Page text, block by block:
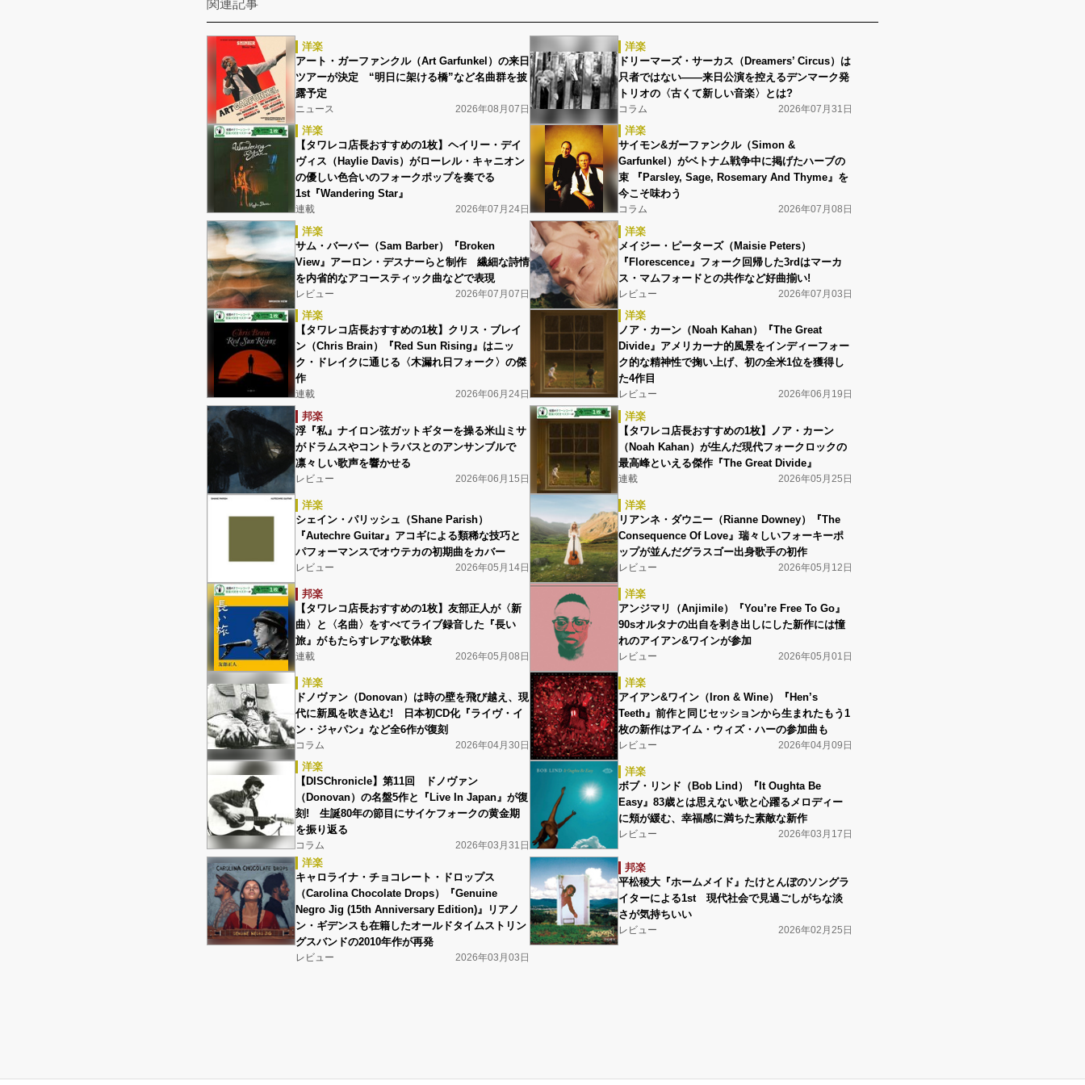
関連記事
洋楽
アート・ガーファンクル（Art Garfunkel）の来日
ツアーが決定 “明日に架ける橋”など名曲群を披
露予定
ニュース 2026年08月07日
洋楽
ドリーマーズ・サーカス（Dreamers’ Circus）は
只者ではない――来日公演を控えるデンマーク発
トリオの〈古くて新しい音楽〉とは?
コラム 2026年07月31日
洋楽
【タワレコ店長おすすめの1枚】ヘイリー・デイ
ヴィス（Haylie Davis）がローレル・キャニオン
の優しい色合いのフォークポップを奏でる
1st『Wandering Star』
連載 2026年07月24日
洋楽
サイモン&ガーファンクル（Simon &
Garfunkel）がベトナム戦争中に掲げたハーブの
束 『Parsley, Sage, Rosemary And Thyme』を
今こそ味わう
コラム 2026年07月08日
洋楽
サム・バーバー（Sam Barber）『Broken
View』アーロン・デスナーらと制作 繊細な詩情
を内省的なアコースティック曲などで表現
レビュー 2026年07月07日
洋楽
メイジー・ピーターズ（Maisie Peters）
『Florescence』フォーク回帰した3rdはマーカ
ス・マムフォードとの共作など好曲揃い!
レビュー 2026年07月03日
洋楽
【タワレコ店長おすすめの1枚】クリス・ブレイ
ン（Chris Brain）『Red Sun Rising』はニッ
ク・ドレイクに通じる〈木漏れ日フォーク〉の傑
作
連載 2026年06月24日
洋楽
ノア・カーン（Noah Kahan）『The Great
Divide』アメリカーナ的風景をインディーフォー
ク的な精神性で掬い上げ、初の全米1位を獲得し
た4作目
レビュー 2026年06月19日
邦楽
浮『私』ナイロン弦ガットギターを操る米山ミサ
がドラムスやコントラバスとのアンサンブルで
凛々しい歌声を響かせる
レビュー 2026年06月15日
洋楽
【タワレコ店長おすすめの1枚】ノア・カーン
（Noah Kahan）が生んだ現代フォークロックの
最高峰といえる傑作『The Great Divide』
連載 2026年05月25日
洋楽
シェイン・パリッシュ（Shane Parish）
『Autechre Guitar』アコギによる類稀な技巧と
パフォーマンスでオウテカの初期曲をカバー
レビュー 2026年05月14日
洋楽
リアンネ・ダウニー（Rianne Downey）『The
Consequence Of Love』瑞々しいフォーキーポ
ップが並んだグラスゴー出身歌手の初作
レビュー 2026年05月12日
邦楽
【タワレコ店長おすすめの1枚】友部正人が〈新
曲〉と〈名曲〉をすべてライブ録音した『長い
旅』がもたらすレアな歌体験
連載 2026年05月08日
洋楽
アンジマリ（Anjimile）『You’re Free To Go』
90sオルタナの出自を剥き出しにした新作には憧
れのアイアン&ワインが参加
レビュー 2026年05月01日
洋楽
ドノヴァン（Donovan）は時の壁を飛び越え、現
代に新風を吹き込む! 日本初CD化『ライヴ・イ
ン・ジャパン』など全6作が復刻
コラム 2026年04月30日
洋楽
アイアン&ワイン（Iron & Wine）『Hen’s
Teeth』前作と同じセッションから生まれたもう1
枚の新作はアイム・ウィズ・ハーの参加曲も
レビュー 2026年04月09日
洋楽
【DISChronicle】第11回 ドノヴァン
（Donovan）の名盤5作と『Live In Japan』が復
刻! 生誕80年の節目にサイケフォークの黄金期
を振り返る
コラム 2026年03月31日
洋楽
ボブ・リンド（Bob Lind）『It Oughta Be
Easy』83歳とは思えない歌と心躍るメロディー
に頬が緩む、幸福感に満ちた素敵な新作
レビュー 2026年03月17日
洋楽
キャロライナ・チョコレート・ドロップス
（Carolina Chocolate Drops）『Genuine
Negro Jig (15th Anniversary Edition)』リアノ
ン・ギデンスも在籍したオールドタイムストリン
グスバンドの2010年作が再発
レビュー 2026年03月03日
邦楽
平松稜大『ホームメイド』たけとんぼのソングラ
イターによる1st 現代社会で見過ごしがちな淡
さが気持ちいい
レビュー 2026年02月25日